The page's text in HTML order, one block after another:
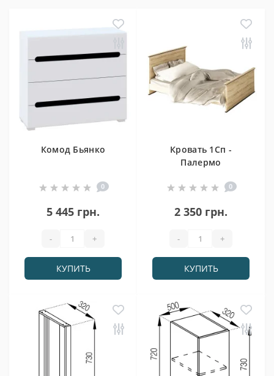
Комод Бьянко
0
5 445 грн.
- +
КУПИТЬ
Кровать 1Сп -
Палермо
0
2 350 грн.
- +
КУПИТЬ